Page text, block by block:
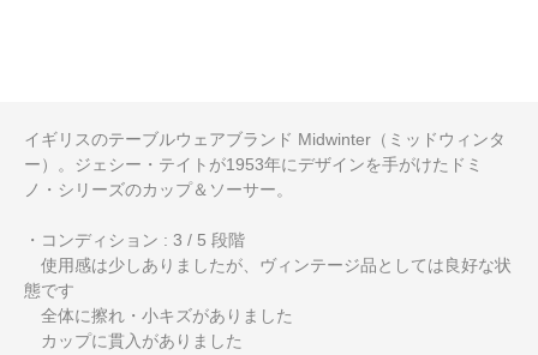
イギリスのテーブルウェアブランド Midwinter（ミッドウィンタ
ー）。ジェシー・テイトが1953年にデザインを手がけたドミ
ノ・シリーズのカップ＆ソーサー。
・コンディション : 3 / 5 段階
使用感は少しありましたが、ヴィンテージ品としては良好な状
態です
全体に擦れ・小キズがありました
カップに貫入がありました